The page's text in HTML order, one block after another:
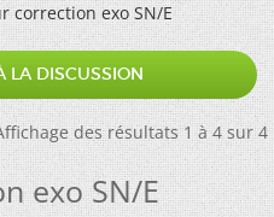
correction exo SN/E
LA DISCUSSION
des résultats 1 à 4 sur 4
exo SN/E